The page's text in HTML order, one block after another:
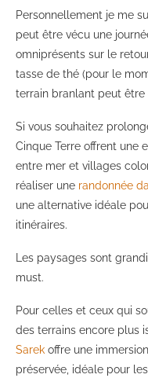
Personnellement je me
peut être vécu une
omniprésents sur le
tasse de thé (pour le
terrain branlant peut être
Si vous souhaitez
Cinque Terre offrent une
entre mer et villages
réaliser une randonnée
une alternative idéale
itinéraires.
Les paysages sont
must.
Pour celles et ceux qui
des terrains encore plus
Sarek offre une
préservée, idéale pour